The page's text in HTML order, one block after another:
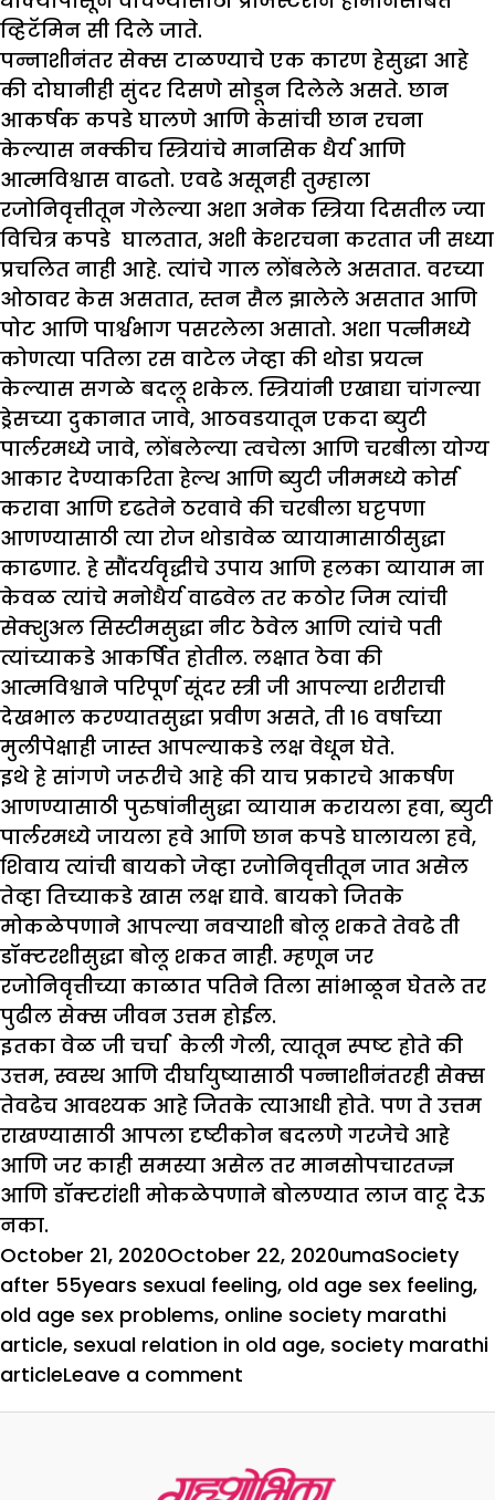
व्हिटॅमिन सी दिले जाते.
पन्नाशीनंतर सेक्स टाळण्याचे एक कारण हेसुद्धा आहे
की दोघानीही सुंदर दिसणे सोडून दिलेले असते. छान
आकर्षक कपडे घालणे आणि केसांची छान रचना
केल्यास नक्कीच स्त्रियांचे मानसिक धैर्य आणि
आत्मविश्वास वाढतो. एवढे असूनही तुम्हाला
रजोनिवृत्तीतून गेलेल्या अशा अनेक स्त्रिया दिसतील ज्या
विचित्र कपडे घालतात, अशी केशरचना करतात जी सध्या
प्रचलित नाही आहे. त्यांचे गाल लोंबलेले असतात. वरच्या
ओठावर केस असतात, स्तन सैल झालेले असतात आणि
पोट आणि पार्श्वभाग पसरलेला असातो. अशा पत्नीमध्ये
कोणत्या पतिला रस वाटेल जेव्हा की थोडा प्रयत्न
केल्यास सगळे बदलू शकेल. स्त्रियांनी एखाद्या चांगल्या
ड्रेसच्या दुकानात जावे, आठवडयातून एकदा ब्युटी
पार्लरमध्ये जावे, लोंबलेल्या त्वचेला आणि चरबीला योग्य
आकार देण्याकरिता हेल्थ आणि ब्युटी जीममध्ये कोर्स
करावा आणि दृढतेने ठरवावे की चरबीला घट्टपणा
आणण्यासाठी त्या रोज थोडावेळ व्यायामासाठीसुद्धा
काढणार. हे सौंदर्यवृद्धीचे उपाय आणि हलका व्यायाम ना
केवळ त्यांचे मनोधैर्य वाढवेल तर कठोर जिम त्यांची
सेक्शुअल सिस्टीमसुद्धा नीट ठेवेल आणि त्यांचे पती
त्यांच्याकडे आकर्षित होतील. लक्षात ठेवा की
आत्मविश्वाने परिपूर्ण सूंदर स्त्री जी आपल्या शरीराची
देखभाल करण्यातसुद्धा प्रवीण असते, ती १६ वर्षाच्या
मुलीपेक्षाही जास्त आपल्याकडे लक्ष वेधून घेते.
इथे हे सांगणे जरूरीचे आहे की याच प्रकारचे आकर्षण
आणण्यासाठी पुरुषांनीसुद्धा व्यायाम करायला हवा, ब्युटी
पार्लरमध्ये जायला हवे आणि छान कपडे घालायला हवे,
शिवाय त्यांची बायको जेव्हा रजोनिवृत्तीतून जात असेल
तेव्हा तिच्याकडे खास लक्ष द्यावे. बायको जितके
मोकळेपणाने आपल्या नवऱ्याशी बोलू शकते तेवढे ती
डॉक्टरशीसुद्धा बोलू शकत नाही. म्हणून जर
रजोनिवृत्तीच्या काळात पतिने तिला सांभाळून घेतले तर
पुढील सेक्स जीवन उत्तम होईल.
इतका वेळ जी चर्चा केली गेली, त्यातून स्पष्ट होते की
उत्तम, स्वस्थ आणि दीर्घायुष्यासाठी पन्नाशीनंतरही सेक्स
तेवढेच आवश्यक आहे जितके त्याआधी होते. पण ते उत्तम
राखण्यासाठी आपला दृष्टीकोन बदलणे गरजेचे आहे
आणि जर काही समस्या असेल तर मानसोपचारतज्ज्ञ
आणि डॉक्टरांशी मोकळेपणाने बोलण्यात लाज वाटू देऊ
नका.
Posted
on
October 21, 2020October 22, 2020Author
umaCategories
Society
after 55years sexual feeling, old age sex feeling,
old age sex problems, online society marathi
article, sexual relation in old age, society marathi
articleLeave a comment
सुखाचा
आनंद